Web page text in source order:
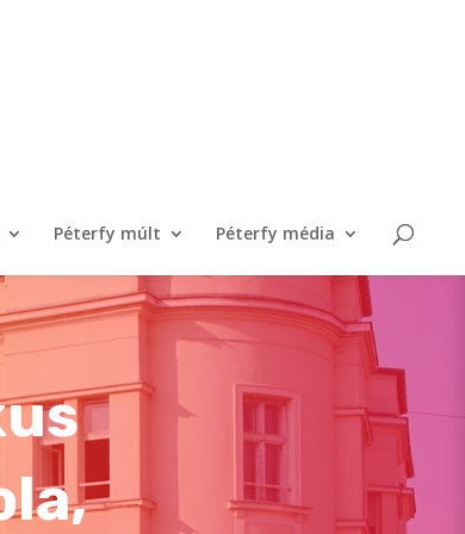
Péterfy múlt Péterfy média